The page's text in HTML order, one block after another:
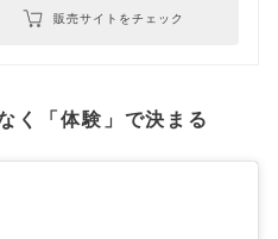
販売サイトをチェック
く「体験」で決まる